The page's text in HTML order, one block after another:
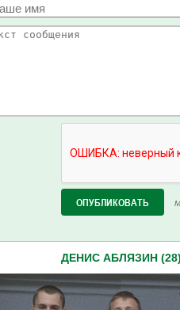
ДЕНИС АБЛЯЗИН (28)